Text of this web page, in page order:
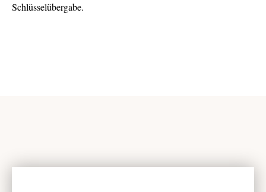
Schlüsselübergabe.